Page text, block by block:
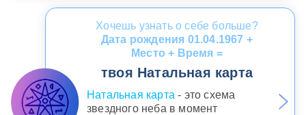
Хочешь узнать о себе больше?
Дата рождения 01.04.1967 +
Место + Время =
твоя Натальная карта
Натальная карта - это схема
звездного неба в момент